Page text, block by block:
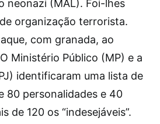
neonazi (MAL). Foi-lhes
organização terrorista.
com granada, ao
Ministério Público (MP) e a
identificaram uma lista de
80 personalidades e 40
de 120 os “indesejáveis”.